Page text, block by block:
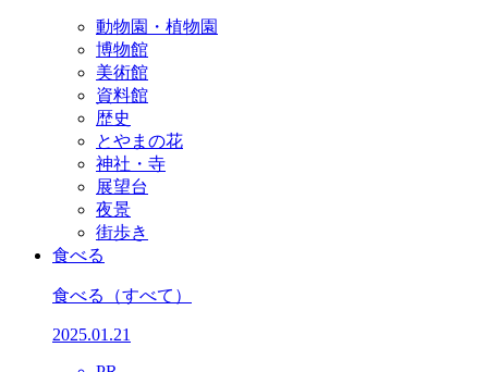
動物園・植物園
博物館
美術館
資料館
歴史
とやまの花
神社・寺
展望台
夜景
街歩き
食べる
食べる （すべて）
2025.01.21